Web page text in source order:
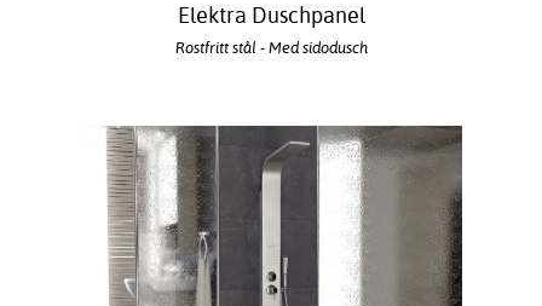
Elektra Duschpanel
Rostfritt stål - Med sidodusch